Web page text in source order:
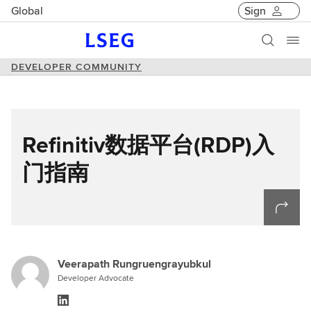
Global Sign
DEVELOPER COMMUNITY
Refinitiv数据平台(RDP)入
门指南
Veerapath Rungruengrayubkul
Developer Advocate